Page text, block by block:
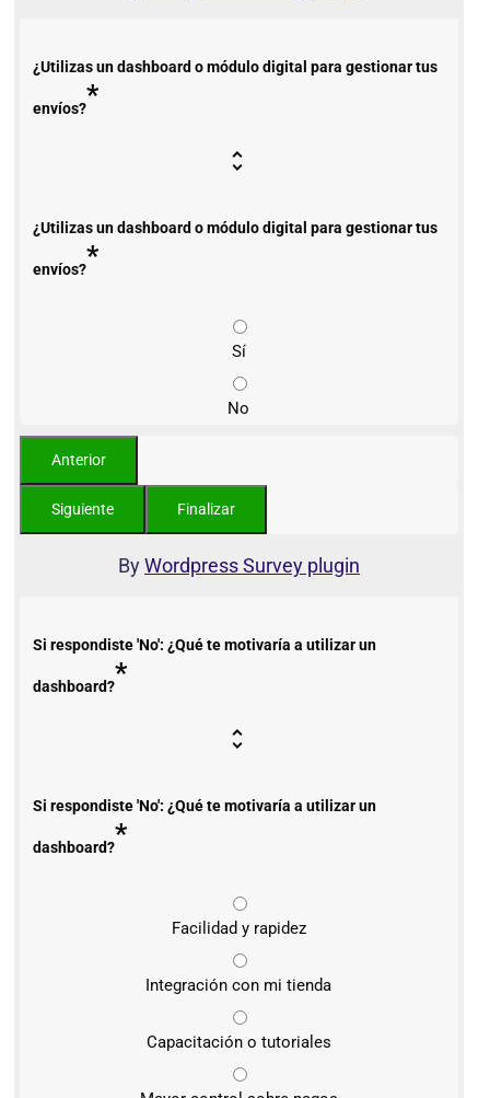
¿Utilizas un dashboard o módulo digital para gestionar tus
envíos?*
¿Utilizas un dashboard o módulo digital para gestionar tus
envíos?*
Sí
No
ByWordpress Survey plugin
Si respondiste 'No': ¿Qué te motivaría a utilizar un
dashboard?*
Si respondiste 'No': ¿Qué te motivaría a utilizar un
dashboard?*
Facilidad y rapidez
Integración con mi tienda
Capacitación o tutoriales